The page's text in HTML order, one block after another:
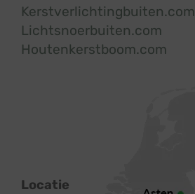
Kerstverlichtingbuiten.com
Lichtsnoerbuiten.com
Houtenkerstboom.com
Locatie